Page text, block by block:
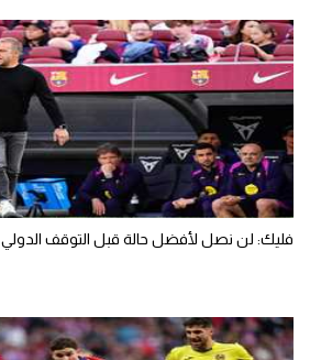
فليك: لن نصل لأفضل حالة قبل التوقف الدولي